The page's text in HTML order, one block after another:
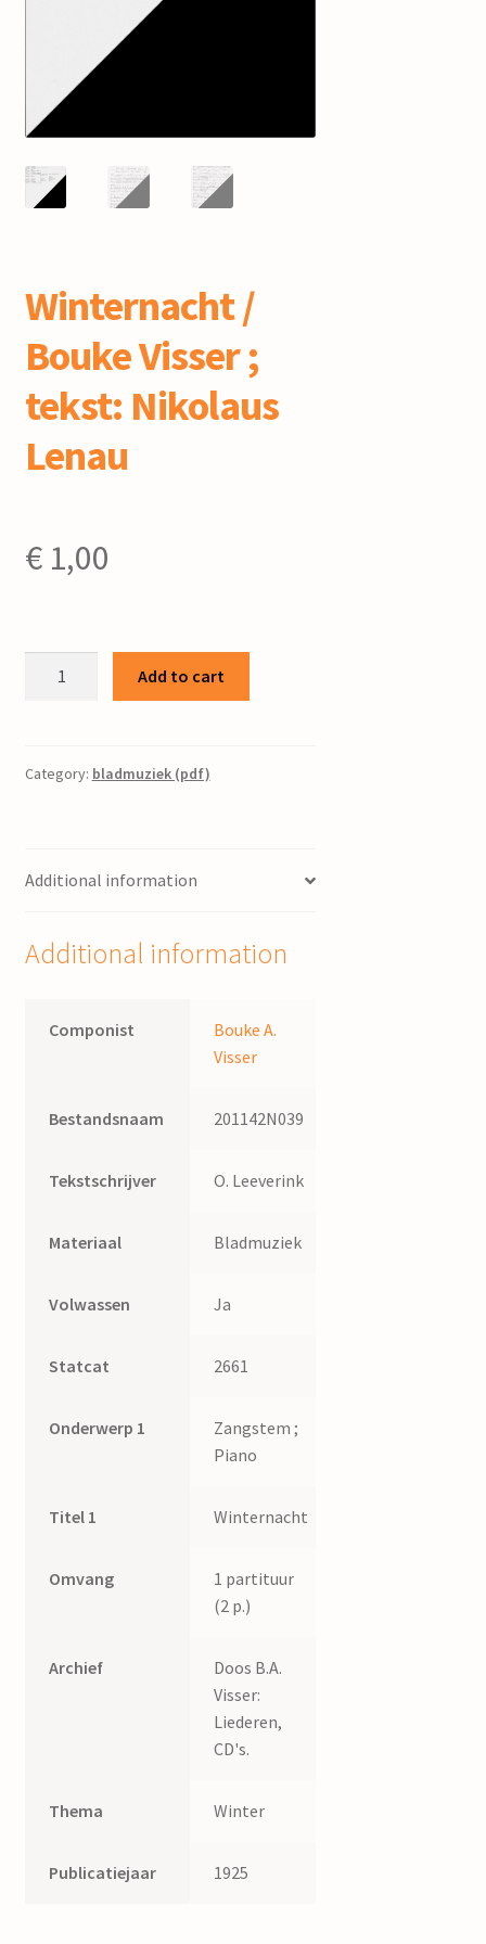
Winternacht /
Bouke Visser ;
tekst: Nikolaus
Lenau
€1,00
;
quantity
Add to cart
Category: bladmuziek (pdf)
Additional information
Additional information
Componist
Bouke A.
Visser
Bestandsnaam 201142N039
Tekstschrijver O. Leeverink
Materiaal Bladmuziek
Volwassen Ja
Statcat 2661
Onderwerp 1
Zangstem ;
Piano
Titel 1 Winternacht
Omvang
1 partituur
(2 p.)
Archief
Doos B.A.
Visser:
Liederen,
CD's.
Thema Winter
Publicatiejaar 1925